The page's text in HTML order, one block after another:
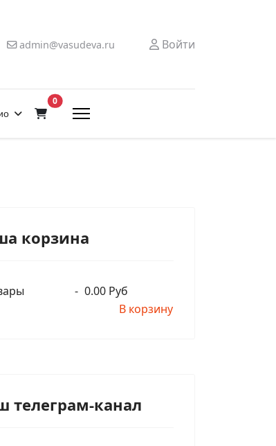
admin@vasudeva.ru Войти
0В корзину
корзина
- 0.00 Руб
В корзину
телеграм-канал